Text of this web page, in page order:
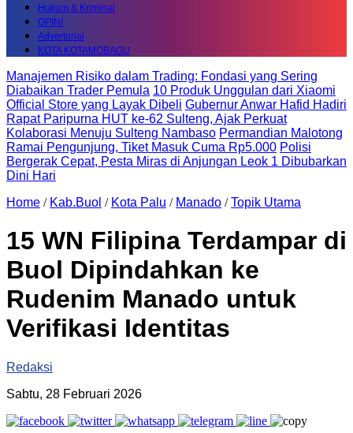
Hukum & Kriminal
OPINI
Advertorial
KOTA KOTAMOBAGU
Manajemen Risiko dalam Trading: Fondasi yang Sering
Diabaikan Trader Pemula 10 Produk Unggulan dari Xiaomi
Official Store yang Layak Dibeli Gubernur Anwar Hafid Hadiri
Rapat Paripurna HUT ke-62 Sulteng, Ajak Perkuat
Kolaborasi Menuju Sulteng Nambaso Permandian Malotong
Ramai Pengunjung, Tiket Masuk Cuma Rp5.000 Polisi
Bergerak Cepat, Pesta Miras di Anjungan Leok 1 Dibubarkan
Dini Hari
Home / Kab.Buol / Kota Palu / Manado /Topik Utama
15 WN Filipina Terdampar di
Buol Dipindahkan ke
Rudenim Manado untuk
Verifikasi Identitas
Redaksi
Sabtu, 28 Februari 2026